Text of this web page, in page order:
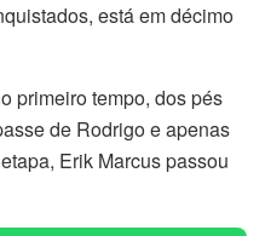
está em décimo
primeiro tempo, dos pés
de Rodrigo e apenas
Erik Marcus passou